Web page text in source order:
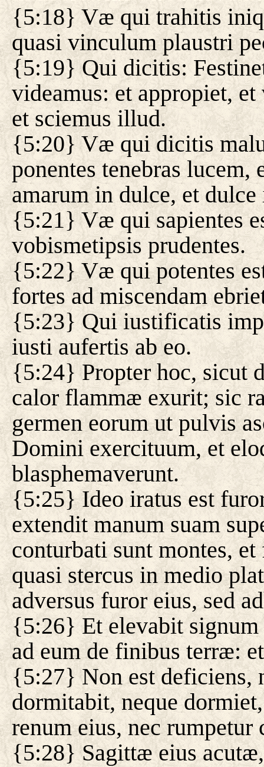
{5:18} Væ qui trahitis
quasi vinculum plaustri
{5:19} Qui dicitis:
videamus: et appropiet,
et sciemus illud.
{5:20} Væ qui dicitis
ponentes tenebras lucem,
amarum in dulce, et dulce
{5:21} Væ qui sapientes
vobismetipsis prudentes.
{5:22} Væ qui potentes
fortes ad miscendam
{5:23} Qui iustificatis
iusti aufertis ab eo.
{5:24} Propter hoc, sicut
calor flammæ exurit; sic
germen eorum ut pulvis
Domini exercituum, et
blasphemaverunt.
{5:25} Ideo iratus est
extendit manum suam
conturbati sunt montes,
quasi stercus in medio
adversus furor eius, sed
{5:26} Et elevabit
ad eum de finibus terræ:
{5:27} Non est deficiens,
dormitabit, neque
renum eius, nec
{5:28} Sagittæ eius